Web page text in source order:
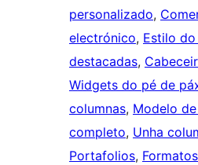
personalizado,
electrónico, Estilo
destacadas,
Widgets do pé de
columnas, Modelo
completo, Unha
Portafolios,